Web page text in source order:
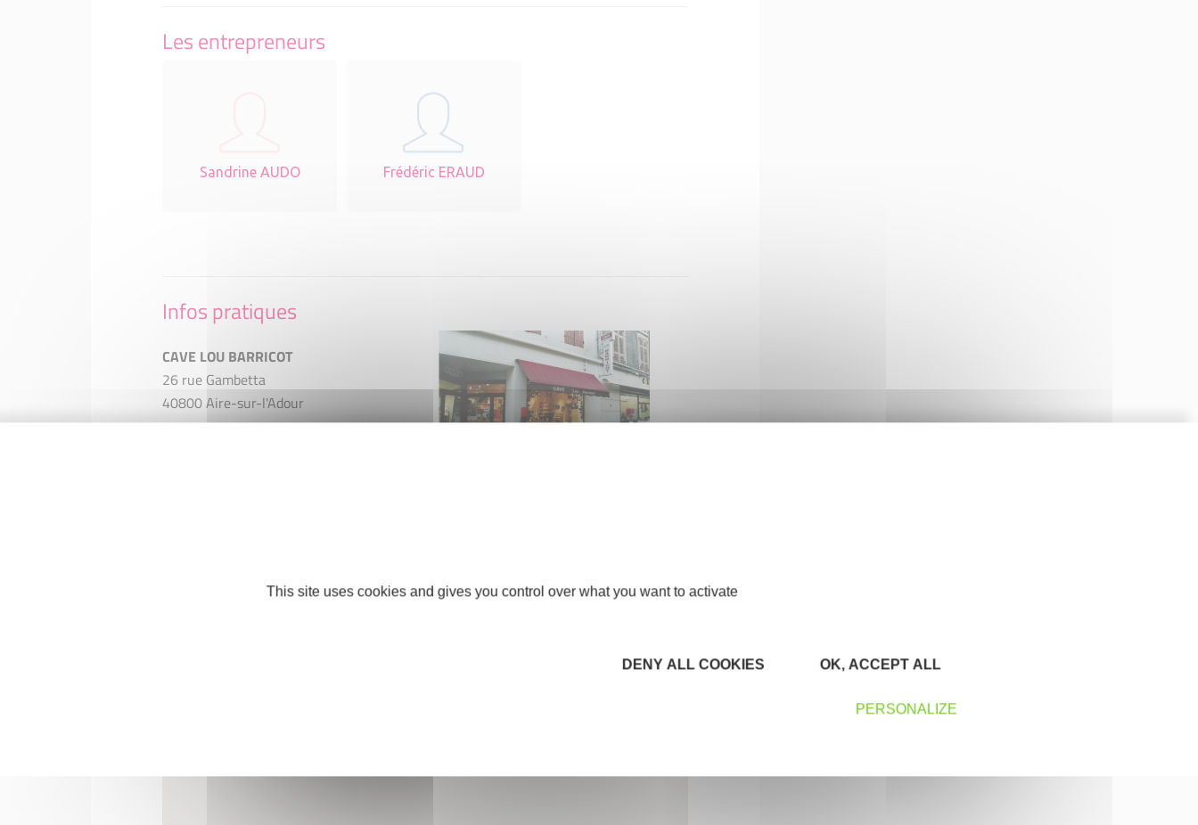
Les entrepreneurs
Sandrine AUDO Frédéric ERAUD
Infos pratiques
CAVE LOU BARRICOT
26 rue Gambetta
40800 Aire-sur-l'Adour
This site uses cookies and gives you control over what you want to activate
OK, ACCEPT ALL
DENY ALL COOKIES
PERSONALIZE